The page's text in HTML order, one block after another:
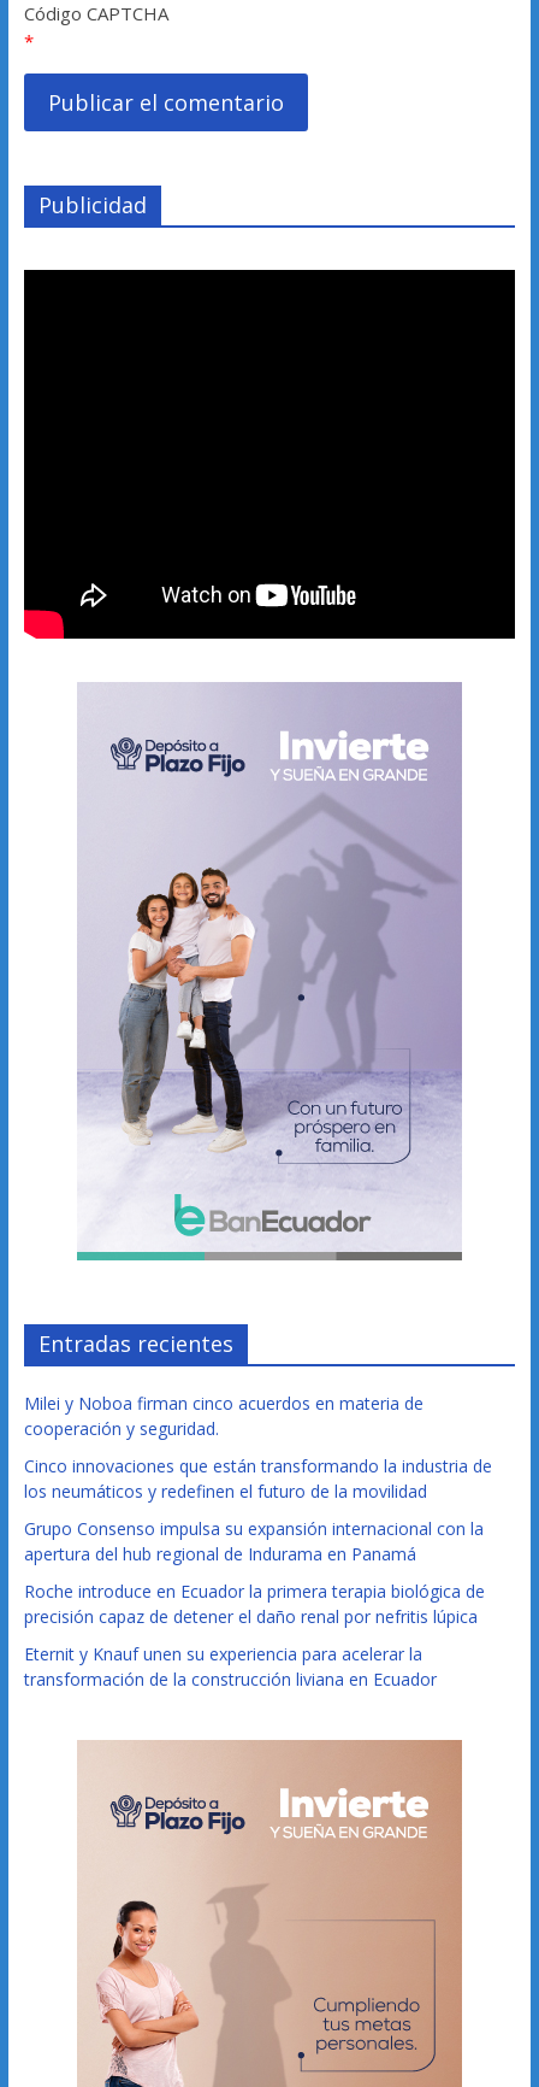
Código CAPTCHA
*
Publicidad
Entradas recientes
Milei y Noboa firman cinco acuerdos en materia de
cooperación y seguridad.
Cinco innovaciones que están transformando la industria de
los neumáticos y redefinen el futuro de la movilidad
Grupo Consenso impulsa su expansión internacional con la
apertura del hub regional de Indurama en Panamá
Roche introduce en Ecuador la primera terapia biológica de
precisión capaz de detener el daño renal por nefritis lúpica
Eternit y Knauf unen su experiencia para acelerar la
transformación de la construcción liviana en Ecuador